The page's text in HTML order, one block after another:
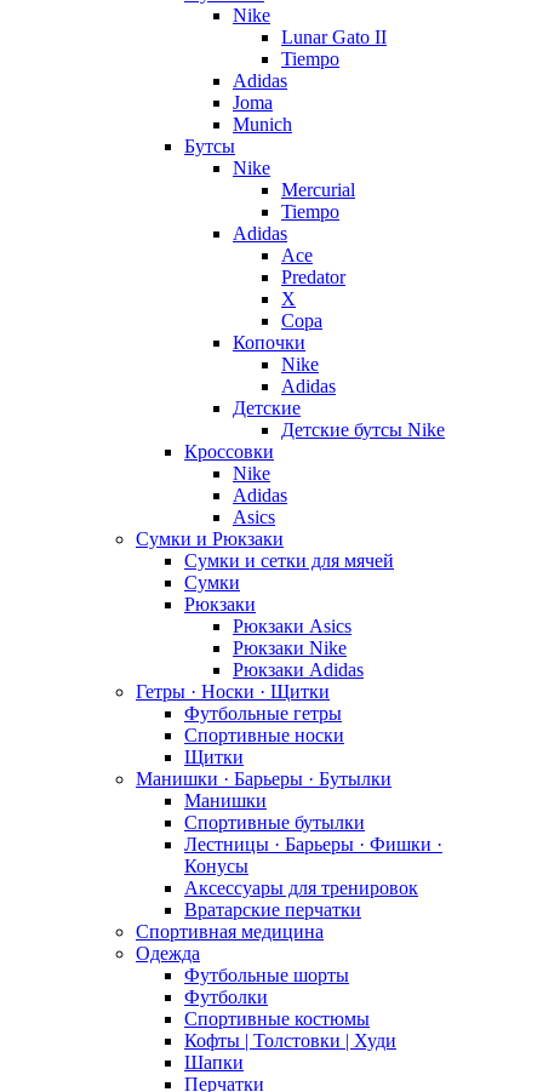
Nike
Lunar Gato II
Tiempo
Adidas
Joma
Munich
Бутсы
Nike
Mercurial
Tiempo
Adidas
Ace
Predator
X
Copa
Копочки
Nike
Adidas
Детские
Детские бутсы Nike
Кроссовки
Nike
Adidas
Asics
Сумки и Рюкзаки
Сумки и сетки для мячей
Сумки
Рюкзаки
Рюкзаки Asics
Рюкзаки Nike
Рюкзаки Adidas
Гетры · Носки · Щитки
Футбольные гетры
Спортивные носки
Щитки
Манишки · Барьеры · Бутылки
Манишки
Спортивные бутылки
Лестницы · Барьеры · Фишки ·
Конусы
Аксессуары для тренировок
Вратарские перчатки
Спортивная медицина
Одежда
Футбольные шорты
Футболки
Спортивные костюмы
Кофты | Толстовки | Худи
Шапки
Перчатки